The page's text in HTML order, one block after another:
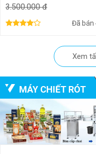
3.500.000 đ
Đã bán
Xem
MÁY CHIẾT RÓT